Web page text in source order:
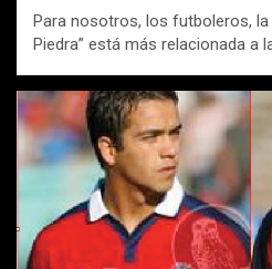
Para nosotros, los futboleros, la
Piedra” está más relacionada a